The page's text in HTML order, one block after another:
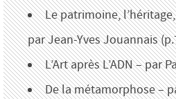
Le patrimoine,
par Jean-Yves Jouannais
L’Art après L’ADN – par
De la métamorphose –